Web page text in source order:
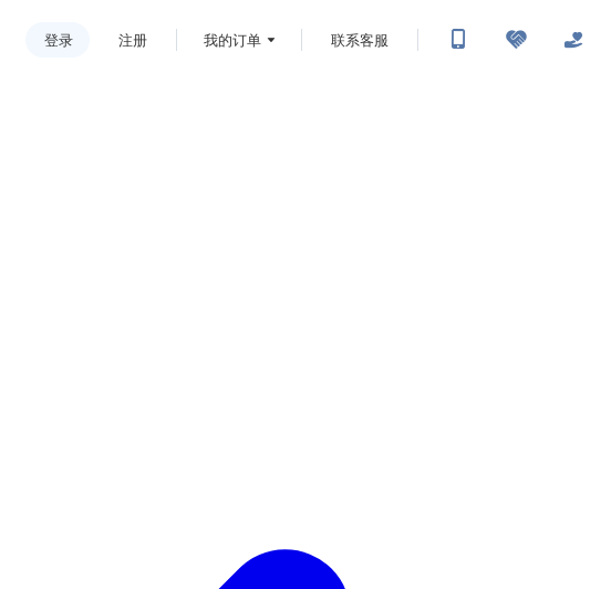
登录 注册 我的订单 联系客服